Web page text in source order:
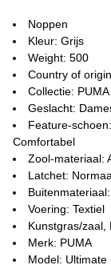
Noppen
Kleur: Grijs
Weight: 500
Country of
Collectie: PUMA
Geslacht:
Feature-
Comfortabel
Zool-materiaal:
Latchet:
Voering: Textiel
Kunstgras/zaal,
Merk: PUMA
Model: Ultimate